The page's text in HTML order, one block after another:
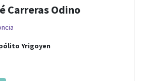
Carreras Odino
Yrigoyen